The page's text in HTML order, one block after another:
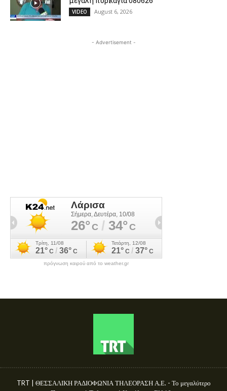
VIDEO August 6, 2026
- Advertisement -
πρόγνωση καιρού από το weather.gr
TRT | ΘΕΣΣΑΛΙΚΗ ΡΑΔΙΟΦΩΝΙΑ ΤΗΛΕΟΡΑΣΗ Α.Ε. - Το μεγαλύτερο